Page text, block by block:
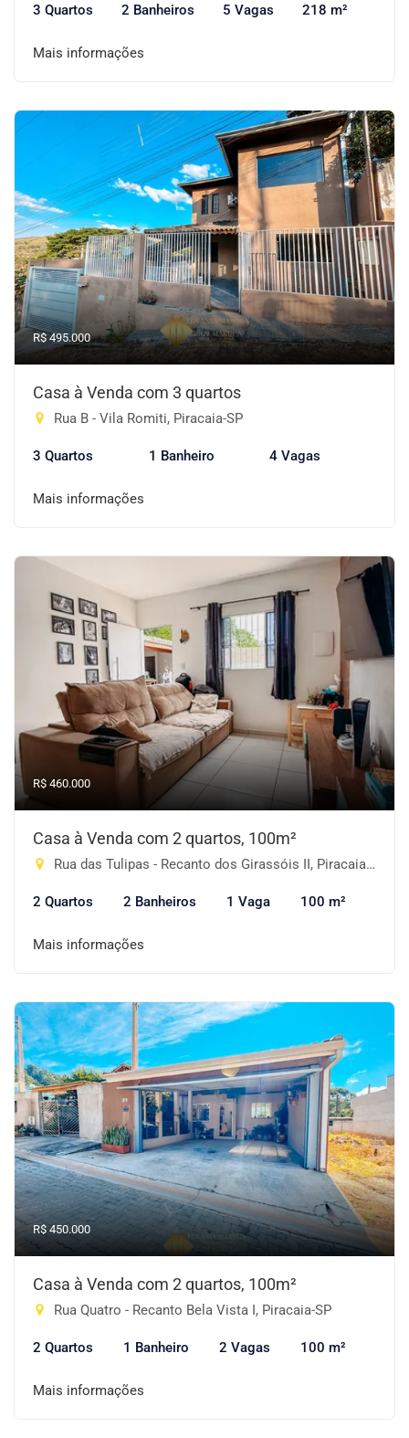
3 Quartos 2 Banheiros 5 Vagas 218 m²
Mais informações
R$ 495.000
Casa à Venda com 3 quartos
Rua B - Vila Romiti, Piracaia-SP
3 Quartos 1 Banheiro 4 Vagas
Mais informações
R$ 460.000
Casa à Venda com 2 quartos, 100m²
Rua das Tulipas - Recanto dos Girassóis II, Piracaia-SP
2 Quartos 2 Banheiros 1 Vaga 100 m²
Mais informações
R$ 450.000
Casa à Venda com 2 quartos, 100m²
Rua Quatro - Recanto Bela Vista I, Piracaia-SP
2 Quartos 1 Banheiro 2 Vagas 100 m²
Mais informações